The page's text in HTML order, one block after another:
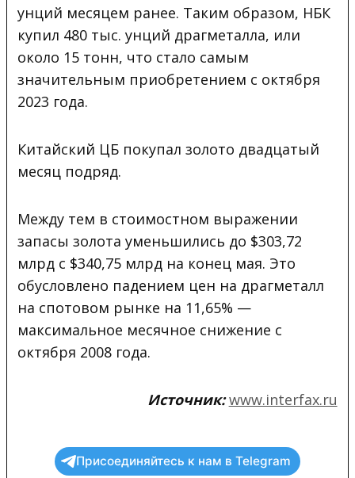
унций месяцем ранее. Таким образом, НБК
купил 480 тыс. унций драгметалла, или
около 15 тонн, что стало самым
значительным приобретением с октября
2023 года.
Китайский ЦБ покупал золото двадцатый
месяц подряд.
Между тем в стоимостном выражении
запасы золота уменьшились до $303,72
млрд с $340,75 млрд на конец мая. Это
обусловлено падением цен на драгметалл
на спотовом рынке на 11,65% —
максимальное месячное снижение с
октября 2008 года.
Источник: www.interfax.ru
Присоединяйтесь к нам в Telegram